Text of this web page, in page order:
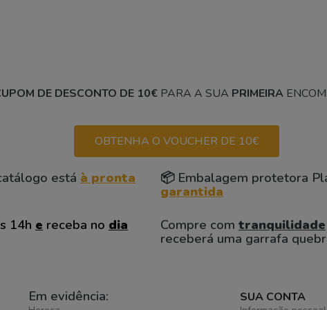
DE DESCONTO DE 10€PARA A SUA PRIMEIRA
OBTENHA O VOUCHER DE 10€
está à pronta
14h e receba no dia
📦 Embalagem protetora
garantida
Compre com tranquilidade
receberá uma garrafa
Em evidência: SUA CONTA